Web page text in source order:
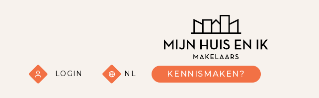
LOGIN NL KENNISMAKEN?